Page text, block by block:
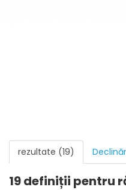
rezultate (19)
19 definiții pentru